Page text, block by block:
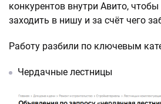
конкурентов внутри Авито,
заходить в нишу и за счёт чего
Работу разбили по ключевым
Чердачные лестницы